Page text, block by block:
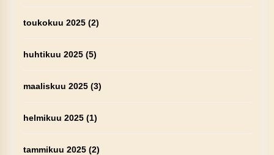
toukokuu 2025(2)
huhtikuu 2025(5)
maaliskuu 2025(3)
helmikuu 2025(1)
tammikuu 2025(2)